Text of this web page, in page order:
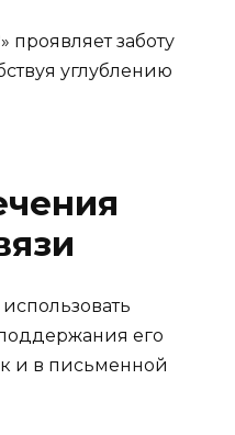
проявляет заботу
углублению
его
и в письменной